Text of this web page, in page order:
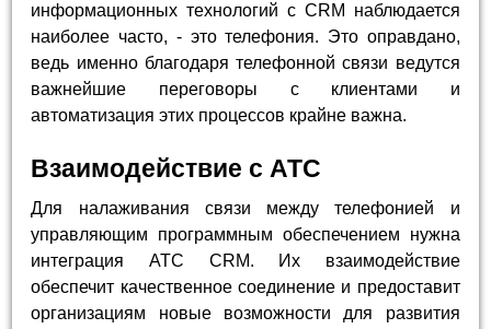
информационных технологий c CRM наблюдается
наиболее часто, - это телефония. Это оправдано,
ведь именно благодаря телефонной связи ведутся
важнейшие переговоры с клиентами и
автоматизация этих процессов крайне важна.
Взаимодействие с АТС
Для налаживания связи между телефонией и
управляющим программным обеспечением нужна
интеграция АТС CRM. Их взаимодействие
обеспечит качественное соединение и предоставит
организациям новые возможности для развития